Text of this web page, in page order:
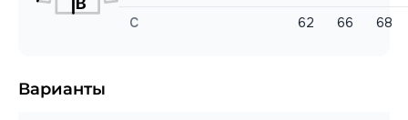
C
62 66 68
Варианты